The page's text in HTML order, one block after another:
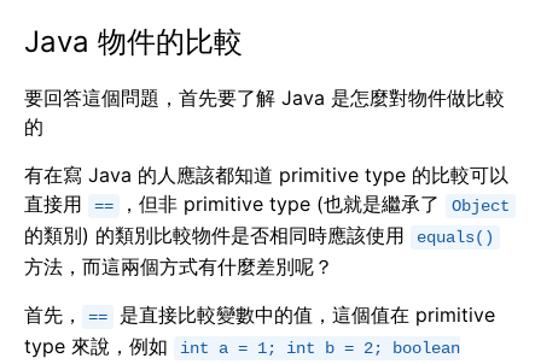
Java 物件的比較
要回答這個問題，首先要了解 Java 是怎麼對物件做比較
的
有在寫 Java 的人應該都知道 primitive type 的比較可以
直接用
== ，但非 primitive type (也就是繼承了 Object
的類別) 的類別比較物件是否相同時應該使用 equals()
方法，而這兩個方式有什麼差別呢？
首先，
==
是直接比較變數中的值，這個值在 primitive
type 來說，例如
int a = 1; int b = 2; boolean